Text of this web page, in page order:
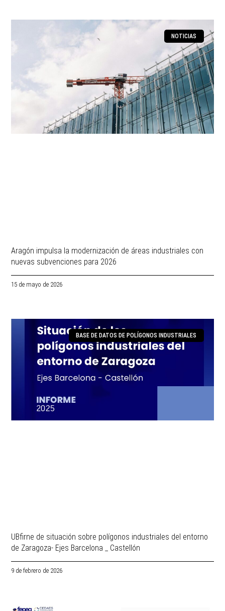
NOTICIAS
Aragón impulsa la modernización de áreas industriales con
nuevas subvenciones para 2026
15 de mayo de 2026
BASE DE DATOS DE POLÍGONOS INDUSTRIALES
UBfirne de situación sobre polígonos industriales del entorno
de Zaragoza- Ejes Barcelona _ Castellón
9 de febrero de 2026